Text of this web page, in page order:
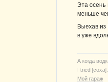
Эта осень
меньше
Выехав из
в уже
А когда
I tried
Мой гараж